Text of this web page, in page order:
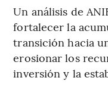
Un análisis de
fortalecer la
transición hacia
erosionar los
inversión y la